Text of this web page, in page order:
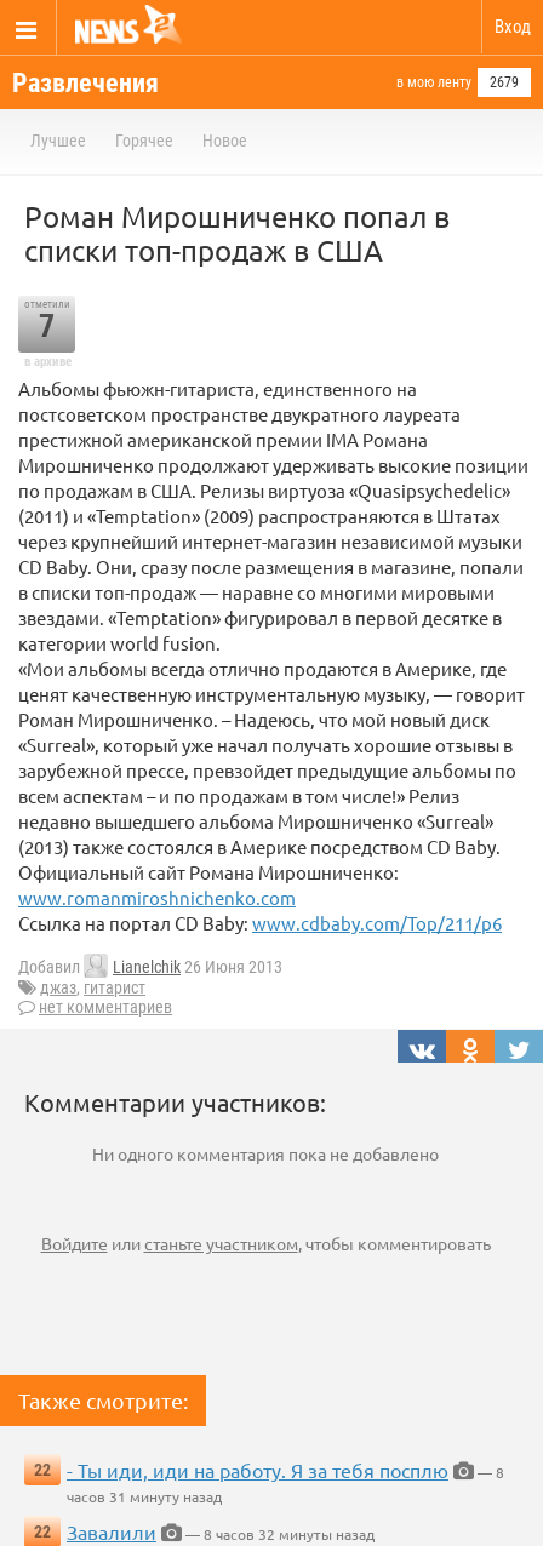
Вход
Развлечения в мою ленту 2679
Лучшее Горячее Новое
Роман Мирошниченко попал в
списки топ-продаж в США
отметили
7
в архиве
Альбомы фьюжн-гитариста, единственного на
постсоветском пространстве двукратного лауреата
престижной американской премии IMA Романа
Мирошниченко продолжают удерживать высокие позиции
по продажам в США. Релизы виртуоза «Quasipsychedelic»
(2011) и «Temptation» (2009) распространяются в Штатах
через крупнейший интернет-магазин независимой музыки
CD Baby. Они, сразу после размещения в магазине, попали
в списки топ-продаж — наравне со многими мировыми
звездами. «Temptation» фигурировал в первой десятке в
категории world fusion.
«Мои альбомы всегда отлично продаются в Америке, где
ценят качественную инструментальную музыку, — говорит
Роман Мирошниченко. – Надеюсь, что мой новый диск
«Surreal», который уже начал получать хорошие отзывы в
зарубежной прессе, превзойдет предыдущие альбомы по
всем аспектам – и по продажам в том числе!» Релиз
недавно вышедшего альбома Мирошниченко «Surreal»
(2013) также состоялся в Америке посредством CD Baby.
Официальный сайт Романа Мирошниченко:
www.romanmiroshnichenko.com
Ссылка на портал CD Baby: www.cdbaby.com/Top/211/p6
Добавил Lianelchik26 Июня 2013
джаз, гитарист
нет комментариев
Комментарии участников:
Ни одного комментария пока не добавлено
Войдите илистаньте участником, чтобы комментировать
Также смотрите:
22 - Ты иди, иди на работу. Я за тебя посплю
— 8
часов 31 минуту назад
22
Завалили
— 8 часов 32 минуты назад